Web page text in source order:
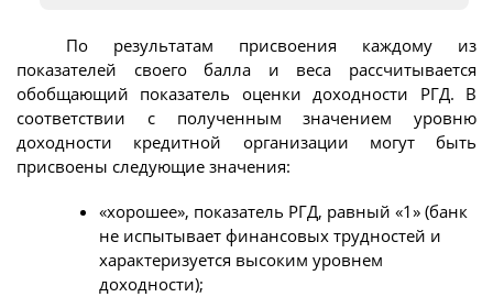
По результатам присвоения каждому из
показателей своего балла и веса рассчитывается
обобщающий показатель оценки доходности РГД. В
соответствии с полученным значением уровню
доходности кредитной организации могут быть
присвоены следующие значения:
«хорошее», показатель РГД, равный «1» (банк
не испытывает финансовых трудностей и
характеризуется высоким уровнем
доходности);